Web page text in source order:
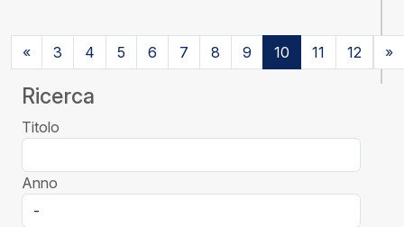
« 3 4 5 6 7 8 9 10 11 12 »
Ricerca
Titolo
Anno